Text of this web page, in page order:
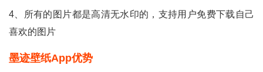
4、所有的图片都是高清无水印的，支持用户免费下载自己
喜欢的图片
墨迹壁纸app优势